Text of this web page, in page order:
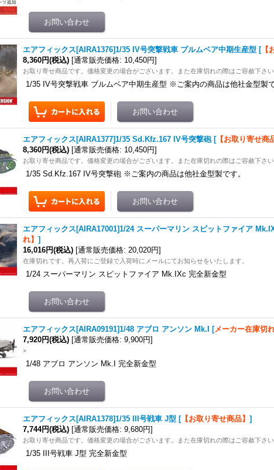
エアフィックス[AIRA1376]1/35 IV号突撃戦車 ブルムベア中期生産型 [【
8,360円(税込) [通常販売価格: 10,450円]
お取り寄せ商品です。価格変更の場合がございます。また在庫切れの際はご容赦下さい
1/35 IV号突撃戦車 ブルムベア中期生産型 ※ご案内の商品は他社金型製で
エアフィックス[AIRA1377]1/35 Sd.Kfz.167 IV号突撃砲 [【お取り寄せ商
8,360円(税込) [通常販売価格: 10,450円]
お取り寄せ商品です。価格変更の場合がございます。また在庫切れの際はご容赦下さい
1/35 Sd.Kfz.167 IV号突撃砲 ※ご案内の商品は他社金型製です。
エアフィックス[AIRA17001]1/24 スーパーマリン スピットファイア
れ】]
16,016円(税込) [通常販売価格: 20,020円]
在庫切れです。再入荷にご登録で入荷時にメールにてお知らせをいたします。
1/24 スーパーマリン スピットファイア Mk.IXc 完全新金型
エアフィックス[AIRA09191]1/48 アブロ アンソン Mk.I [メーカー在庫切
7,920円(税込) [通常販売価格: 9,900円]
×
1/48 アブロ アンソン Mk.I 完全新金型
エアフィックス[AIRA1378]1/35 III号戦車 J型 [【お取り寄せ商品】]
7,744円(税込) [通常販売価格: 9,680円]
お取り寄せ商品です。価格変更の場合がございます。また在庫切れの際はご容赦下さい
1/35 III号戦車 J型 完全新金型